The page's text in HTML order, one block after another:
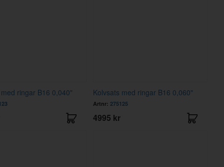
ringar B16 0,040" Kolvsats med ringar B16 0,060"
Artnr: 275125
4995 kr